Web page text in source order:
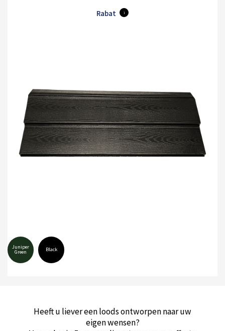
Rabat i
Juniper
Green Black
Heeft u liever een loods ontworpen naar uw
eigen wensen?